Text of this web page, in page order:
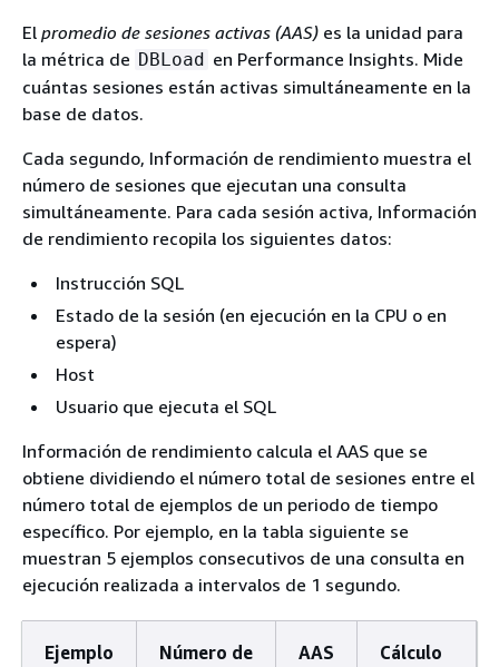
El promedio de sesiones activas (AAS) es la unidad para
la métrica de DBLoad en Performance Insights. Mide
cuántas sesiones están activas simultáneamente en la
base de datos.
Cada segundo, Información de rendimiento muestra el
número de sesiones que ejecutan una consulta
simultáneamente. Para cada sesión activa, Información
de rendimiento recopila los siguientes datos:
Instrucción SQL
Estado de la sesión (en ejecución en la CPU o en
espera)
Host
Usuario que ejecuta el SQL
Información de rendimiento calcula el AAS que se
obtiene dividiendo el número total de sesiones entre el
número total de ejemplos de un periodo de tiempo
específico. Por ejemplo, en la tabla siguiente se
muestran 5 ejemplos consecutivos de una consulta en
ejecución realizada a intervalos de 1 segundo.
Ejemplo
Número de
AAS Cálculo